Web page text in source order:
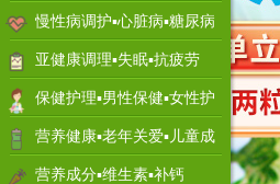
慢性病调护▪心脏病▪糖尿病
亚健康调理▪失眠▪抗疲劳
保健护理▪男性保健▪女性护
理
营养健康▪老年关爱▪儿童成
长
营养成分▪维生素▪补钙